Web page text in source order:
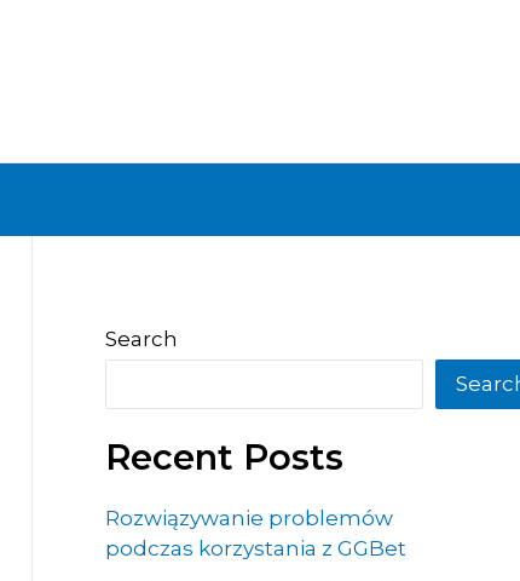
Search
Recent Posts
Rozwiązywanie problemów
podczas korzystania z GGBet